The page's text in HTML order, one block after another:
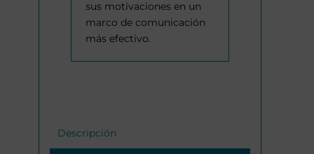
sus motivaciones en un
marco de comunicación
más efectivo.
Descripción